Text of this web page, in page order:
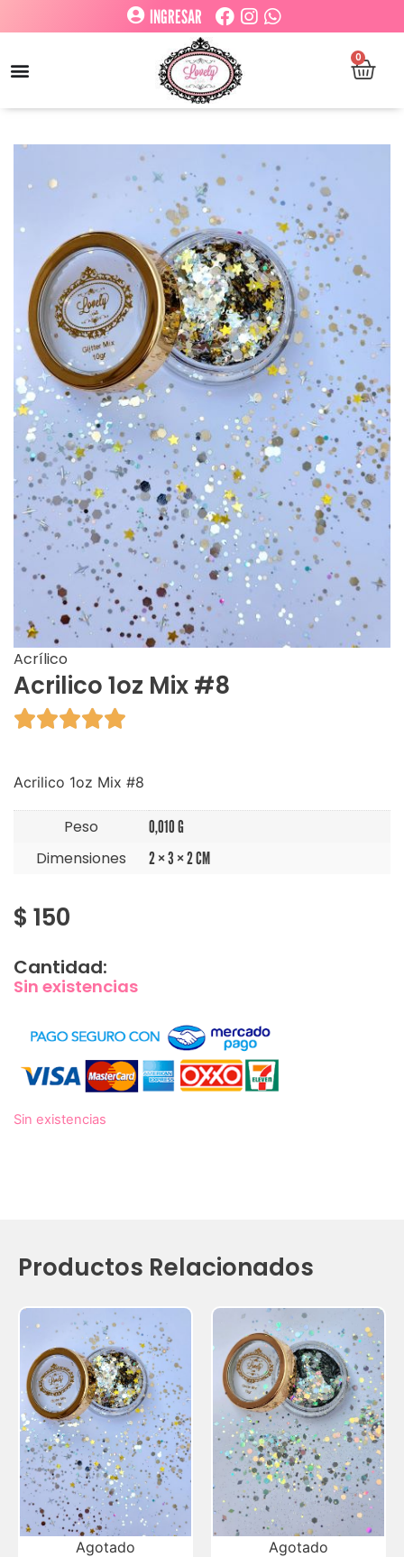
INGRESAR
0
Acrílico
Acrilico 1oz Mix #8

Acrilico 1oz Mix #8
Peso 0,010 G
Dimensiones 2 × 3 × 2 CM
$ 150
Cantidad:
Sin existencias
Sin existencias
Productos Relacionados
Agotado Agotado